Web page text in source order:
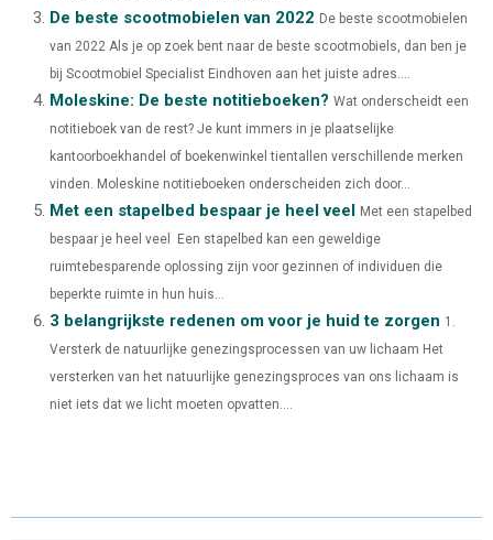
R
)
T
De beste scootmobielen van 2022 De beste scootmobielen
van 2022 Als je op zoek bent naar de beste scootmobiels, dan ben je
bij Scootmobiel Specialist Eindhoven aan het juiste adres....
Moleskine: De beste notitieboeken? Wat onderscheidt een
notitieboek van de rest? Je kunt immers in je plaatselijke
kantoorboekhandel of boekenwinkel tientallen verschillende merken
vinden. Moleskine notitieboeken onderscheiden zich door...
Met een stapelbed bespaar je heel veel Met een stapelbed
bespaar je heel veel Een stapelbed kan een geweldige
ruimtebesparende oplossing zijn voor gezinnen of individuen die
beperkte ruimte in hun huis...
3 belangrijkste redenen om voor je huid te zorgen 1.
Versterk de natuurlijke genezingsprocessen van uw lichaam Het
versterken van het natuurlijke genezingsproces van ons lichaam is
niet iets dat we licht moeten opvatten....